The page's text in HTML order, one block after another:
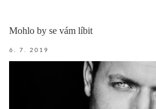
Mohlo by se vám líbit
6. 7. 2019